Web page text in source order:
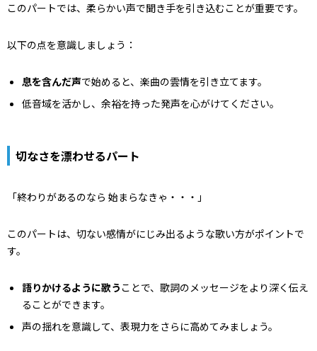
このパートでは、柔らかい声で聞き手を引き込むことが重要です。
以下の点を意識しましょう：
息を含んだ声で始めると、楽曲の雲情を引き立てます。
低音域を活かし、余裕を持った発声を心がけてください。
切なさを漂わせるパート
「終わりがあるのなら 始まらなきゃ・・・」
このパートは、切ない感情がにじみ出るような歌い方がポイントで
す。
語りかけるように歌う ことで、歌詞のメッセージをより深く伝え
ることができます。
声の揺れを意識して、表現力をさらに高めてみましょう。